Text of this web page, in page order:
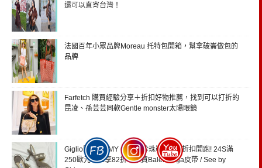
還可以直寄台灣！
法國百年小眾品牌Moreau 托特包開箱，幫拿破崙做包的
品牌
Farfetch 購買經驗分享＋折扣好物推薦，找到可以打折的
昆凌、孫芸芸同款Gentle monster太陽眼鏡
Giglio開箱JIMMY CHOO珍珠鞋，618折扣開跑! 24S滿
250歐元，立享82折，來買Balenciaga皮帶 / See by